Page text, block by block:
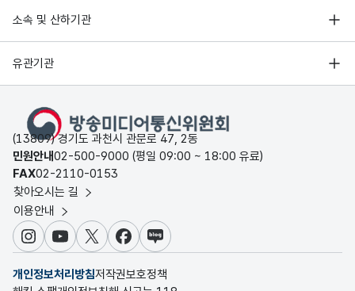
소속 및 산하기관
유관기관
(13809) 경기도 과천시 관문로 47, 2동
민원안내02-500-9000 (평일 09:00 ~ 18:00 유료)
FAX02-2110-0153
찾아오시는 길
이용안내
인스타그램
유튜브X 페이스북
블로그
개인정보처리방침저작권보호정책